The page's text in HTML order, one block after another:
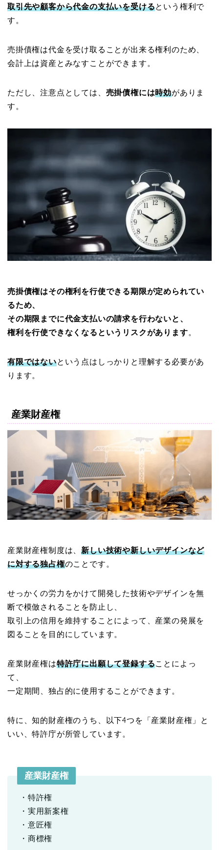
取引先や顧客から代金の支払いを受けるという権利で
す。
売掛債権は代金を受け取ることが出来る権利のため、
会計上は資産とみなすことができます。
ただし、注意点としては、 売掛債権には時効がありま
す。
売掛債権はその権利を行使できる期限が定められてい
るため、
その期限までに代金支払いの請求を行わないと、
権利を行使できなくなるというリスクがあります。
有限ではないという点はしっかりと理解する必要があ
ります。
産業財産権
産業財産権制度は、新しい技術や新しいデザインなど
に対する独占権のことです。
せっかくの労力をかけて開発した技術やデザインを無
断で模倣されることを防止し、
取引上の信用を維持することによって、産業の発展を
図ることを目的にしています。
産業財産権は特許庁に出願して登録することによっ
て、
一定期間、独占的に使用することができます。
特に、知的財産権のうち、以下4つを「産業財産権」と
いい、特許庁が所管しています。
産業財産権
・特許権
・実用新案権
・意匠権
・商標権